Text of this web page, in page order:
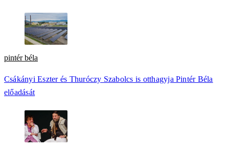
pintér béla
Csákányi Eszter és Thuróczy Szabolcs is otthagyja Pintér Béla
előadását